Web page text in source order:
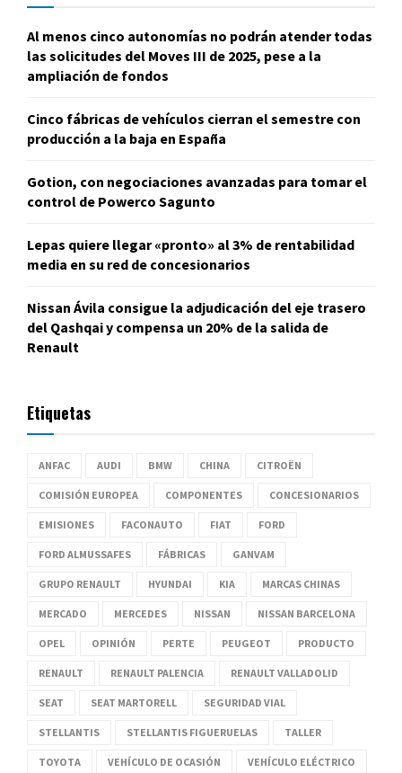
Al menos cinco autonomías no podrán atender todas
las solicitudes del Moves III de 2025, pese a la
ampliación de fondos
Cinco fábricas de vehículos cierran el semestre con
producción a la baja en España
Gotion, con negociaciones avanzadas para tomar el
control de Powerco Sagunto
Lepas quiere llegar «pronto» al 3% de rentabilidad
media en su red de concesionarios
Nissan Ávila consigue la adjudicación del eje trasero
del Qashqai y compensa un 20% de la salida de
Renault
Etiquetas
ANFAC AUDI BMW CHINA CITROËN
COMISIÓN EUROPEA COMPONENTES CONCESIONARIOS
EMISIONES FACONAUTO FIAT FORD
FORD ALMUSSAFES FÁBRICAS GANVAM
GRUPO RENAULT HYUNDAI KIA MARCAS CHINAS
MERCADO MERCEDES NISSAN NISSAN BARCELONA
OPEL OPINIÓN PERTE PEUGEOT PRODUCTO
RENAULT RENAULT PALENCIA RENAULT VALLADOLID
SEAT SEAT MARTORELL SEGURIDAD VIAL
STELLANTIS STELLANTIS FIGUERUELAS TALLER
TOYOTA VEHÍCULO DE OCASIÓN VEHÍCULO ELÉCTRICO